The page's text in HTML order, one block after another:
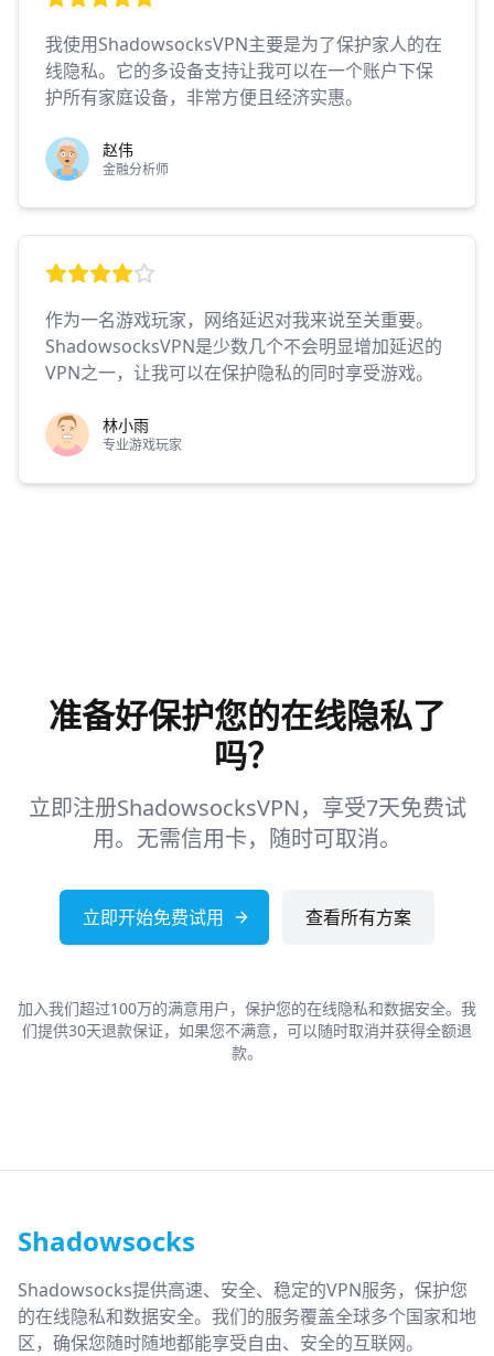
我使用ShadowsocksVPN主要是为了保护家人的在
线隐私。它的多设备支持让我可以在一个账户下保
护所有家庭设备，非常方便且经济实惠。
赵伟
金融分析师
作为一名游戏玩家，网络延迟对我来说至关重要。
ShadowsocksVPN是少数几个不会明显增加延迟的
VPN之一，让我可以在保护隐私的同时享受游戏。
林小雨
专业游戏玩家
准备好保护您的在线隐私了
吗？
立即注册ShadowsocksVPN，享受7天免费试
用。无需信用卡，随时可取消。
立即开始免费试用 查看所有方案
加入我们超过100万的满意用户，保护您的在线隐私和数据安全。我
们提供30天退款保证，如果您不满意，可以随时取消并获得全额退
款。
Shadowsocks
Shadowsocks提供高速、安全、稳定的VPN服务，保护您
的在线隐私和数据安全。我们的服务覆盖全球多个国家和地
区，确保您随时随地都能享受自由、安全的互联网。